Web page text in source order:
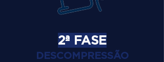
2ª FASE
DESCOMPRESSÃO